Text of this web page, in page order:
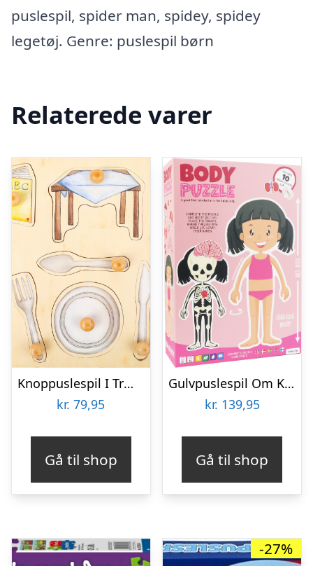
puslespil, spider man, spidey, spidey
legetøj. Genre: puslespil børn
Relaterede varer
Knoppuslespil I Træ – Hverdags Ting – 10 Brikker – Small Foot
kr. 79,95
Gå til shop
Gulvpuslespil Om Kroppen – Pige
kr. 139,95
Gå til shop
-27%